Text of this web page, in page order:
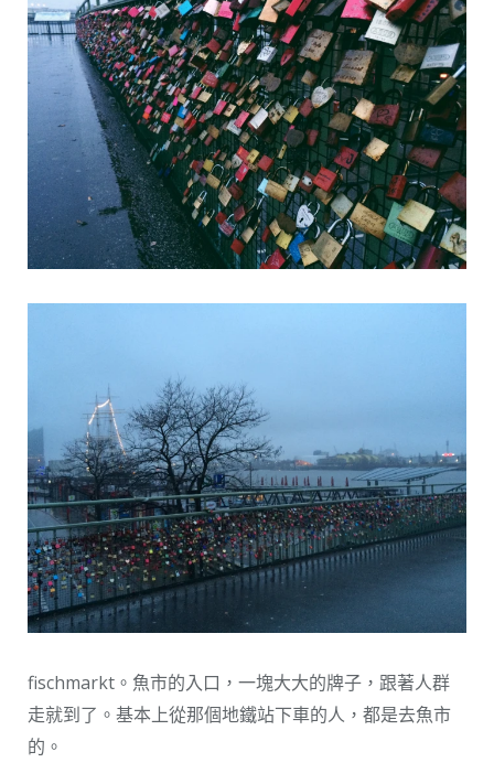
fischmarkt。魚市的入口，一塊大大的牌子，跟著人群
走就到了。基本上從那個地鐵站下車的人，都是去魚市
的。